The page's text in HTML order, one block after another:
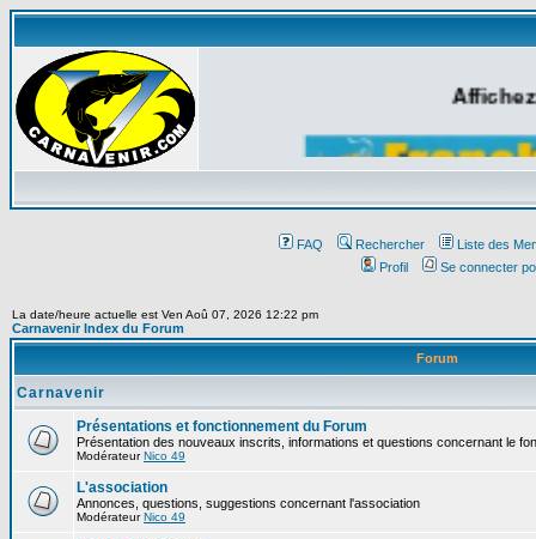
FAQ Rechercher
Liste des
Profil
Se connecter
La date/heure actuelle est Ven Aoû 07, 2026 12:22 pm
Carnavenir Index du Forum
Forum
Carnavenir
Présentations et fonctionnement du Forum
Présentation des nouveaux inscrits, informations et questions concernant le
ModérateurNico 49
L'association
Annonces, questions, suggestions concernant l'association
ModérateurNico 49